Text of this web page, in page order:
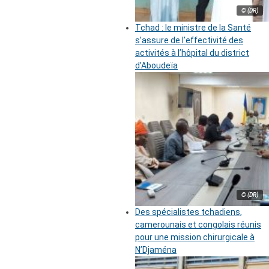
© (DR)
Tchad : le ministre de la Santé
s’assure de l’effectivité des
activités à l’hôpital du district
d’Aboudeïa
© (DR)
Des spécialistes tchadiens,
camerounais et congolais réunis
pour une mission chirurgicale à
N’Djaména